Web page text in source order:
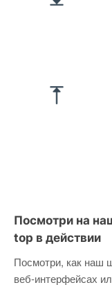
Посмотри на
top в действии
Посмотри, как наш
веб-интерфейсах